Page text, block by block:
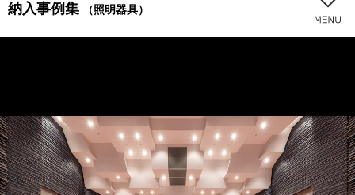
納入事例集 （照明器具）